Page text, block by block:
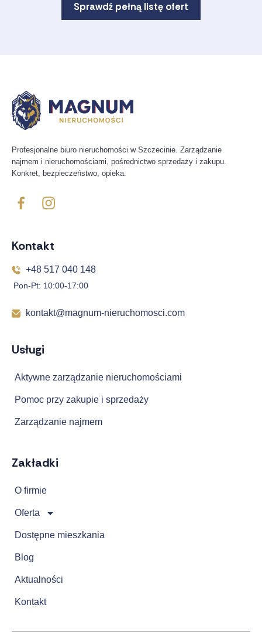
Sprawdź pełną listę ofert
Profesjonalne biuro nieruchomości w Szczecinie. Zarządzanie
najmem i nieruchomościami, pośrednictwo sprzedaży i zakupu.
Konkret, bezpieczeństwo, opieka.
Usługi
Aktywne zarządzanie nieruchomościami
Pomoc przy zakupie i sprzedaży
Zarządzanie najmem
Zakładki
O firmie
Oferta
Dostępne mieszkania
Blog
Aktualności
Kontakt
Kontakt
+48 517 040 148
Pon-Pt: 10:00-17:00
kontakt@magnum-nieruchomosci.com